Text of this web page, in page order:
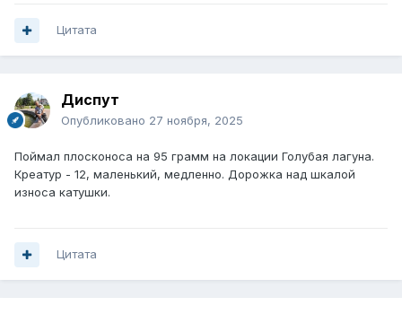
Цитата
Диспут
Опубликовано 27 ноября, 2025
Поймал плосконоса на 95 грамм на локации Голубая лагуна.
Креатур - 12, маленький, медленно. Дорожка над шкалой
износа катушки.
Цитата